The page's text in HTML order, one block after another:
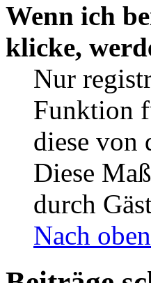
Wenn ich
klicke,
Nur
Funktion
diese von
Diese
durch
Nach oben